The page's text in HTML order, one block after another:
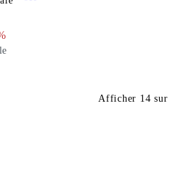
percentage:
Afficher 14 sur